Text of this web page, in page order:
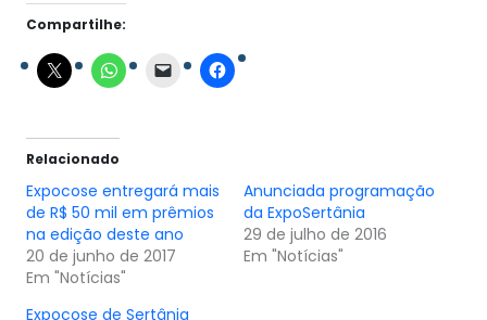
Compartilhe:
Relacionado
Expocose entregará mais
de R$ 50 mil em prêmios
na edição deste ano
20 de junho de 2017
Em "Notícias"
Anunciada programação
da ExpoSertânia
29 de julho de 2016
Em "Notícias"
Expocose de Sertânia